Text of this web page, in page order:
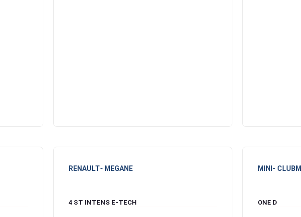
RENAULT- MEGANE
4 ST INTENS E-TECH
MINI -
ONE D